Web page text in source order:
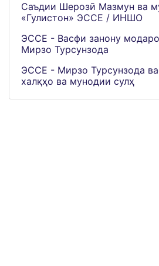
Саъдии Шерозӣ Мазмун ва
«Гулистон» ЭССЕ / ИНШО
ЭССЕ - Васфи занону
Мирзо Турсунзода
ЭССЕ - Мирзо Турсунзода
халқҳо ва мунодии сулҳ